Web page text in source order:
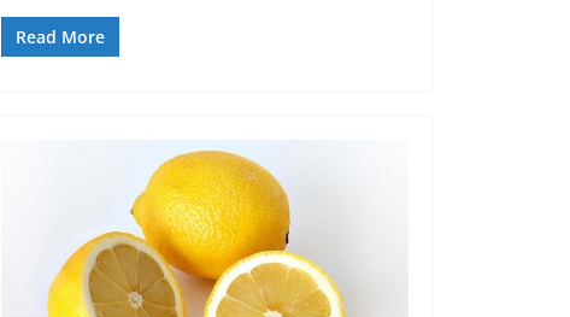
Read More